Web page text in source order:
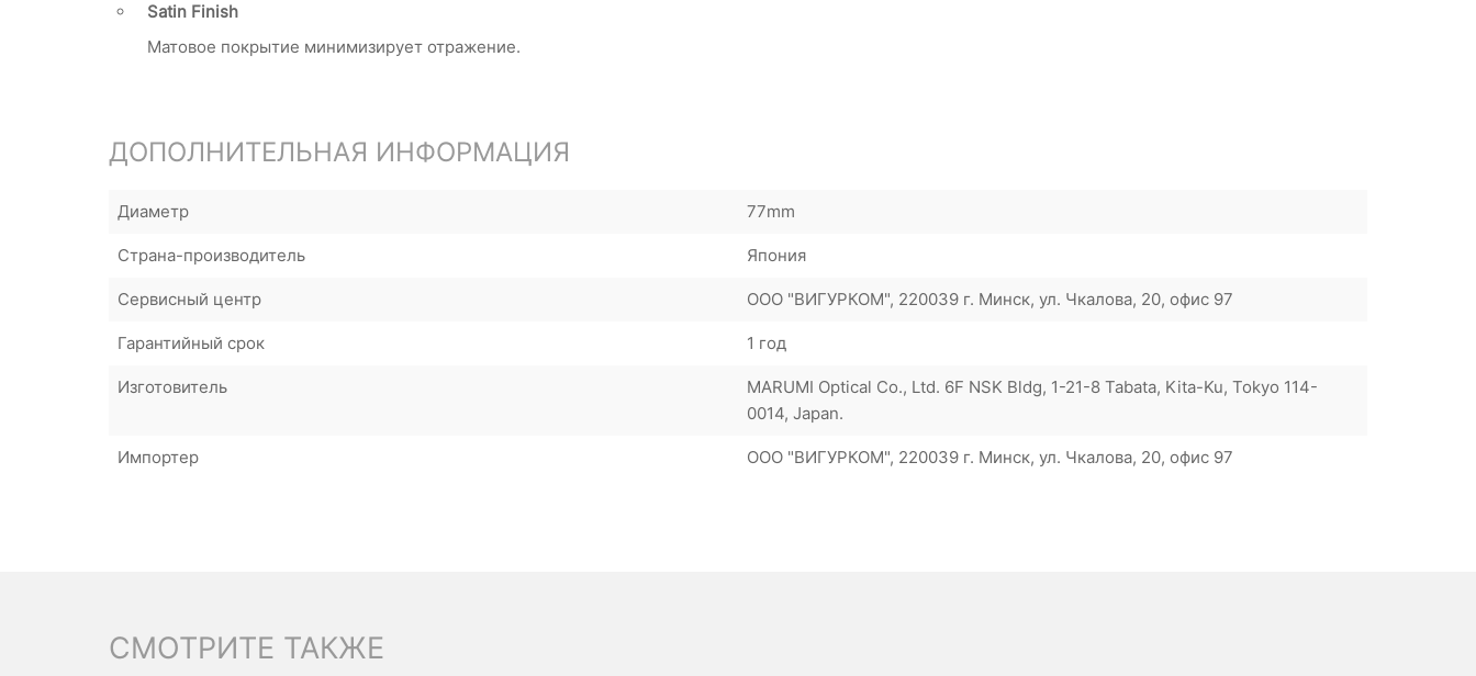
Satin Finish
Матовое покрытие минимизирует отражение.
ДОПОЛНИТЕЛЬНАЯ ИНФОРМАЦИЯ
Диаметр 77mm
Страна-производитель Япония
Сервисный центр ООО "ВИГУРКОМ", 220039 г. Минск, ул. Чкалова, 20, офис 97
Гарантийный срок 1 год
Изготовитель
MARUMI Optical Co., Ltd. 6F NSK Bldg, 1-21-8 Tabata, Kita-Ku, Tokyo 114-
0014, Japan.
Импортер ООО "ВИГУРКОМ", 220039 г. Минск, ул. Чкалова, 20, офис 97
СМОТРИТЕ ТАКЖЕ